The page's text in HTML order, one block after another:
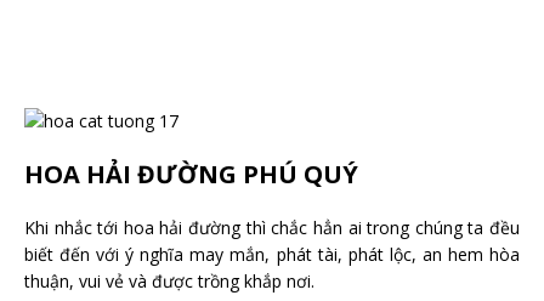
HOA HẢI ĐƯỜNG PHÚ QUÝ
Khi nhắc tới hoa hải đường thì chắc hẳn ai trong chúng ta đều
biết đến với ý nghĩa may mắn, phát tài, phát lộc, an hem hòa
thuận, vui vẻ và được trồng khắp nơi.